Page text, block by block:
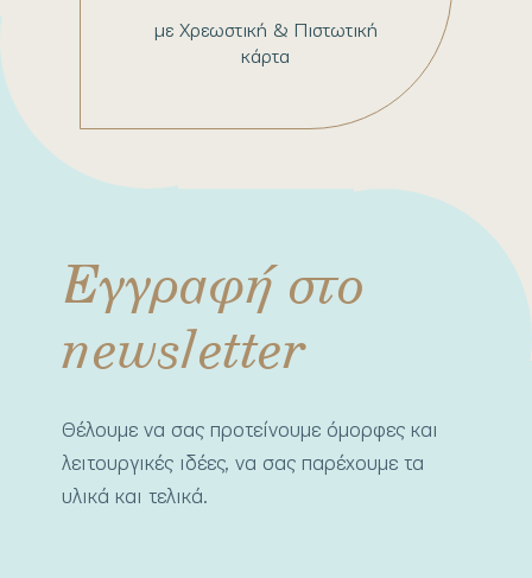
με Χρεωστική & Πιστωτική
κάρτα
Εγγραφή στο
newsletter
Θέλουμε να σας προτείνουμε όμορφες και
λειτουργικές ιδέες, να σας παρέχουμε τα
υλικά και τελικά.